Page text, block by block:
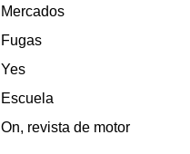
Mercados
Fugas
Yes
Escuela
On, revista de motor